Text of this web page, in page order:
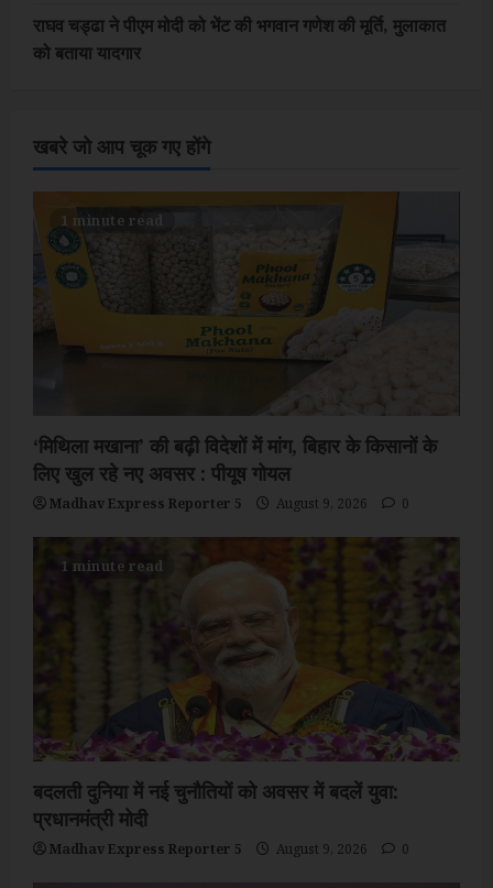
राघव चड्ढा ने पीएम मोदी को भेंट की भगवान गणेश की मूर्ति, मुलाकात
को बताया यादगार
खबरे जो आप चूक गए होंगे
1 minute read
‘मिथिला मखाना’ की बढ़ी विदेशों में मांग, बिहार के किसानों के
लिए खुल रहे नए अवसर : पीयूष गोयल
Madhav Express Reporter 5 August 9, 2026 0
1 minute read
बदलती दुनिया में नई चुनौतियों को अवसर में बदलें युवा:
प्रधानमंत्री मोदी
Madhav Express Reporter 5 August 9, 2026 0